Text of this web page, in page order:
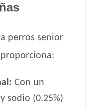
perros senior
Con un
sodio (0.25%)